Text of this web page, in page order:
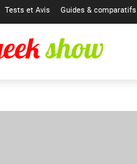
Tests et Avis Guides & comparatifs